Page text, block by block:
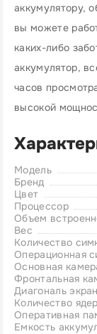
аккумулятору,
вы можете
каких-либо
аккумулятор,
часов
высокой
Модель
Бренд
Цвет
Процессор
Объем
Вес
Количество
Операционная
Основная
Фронтальная
Диагональ
Количество
Оперативная
Емкость